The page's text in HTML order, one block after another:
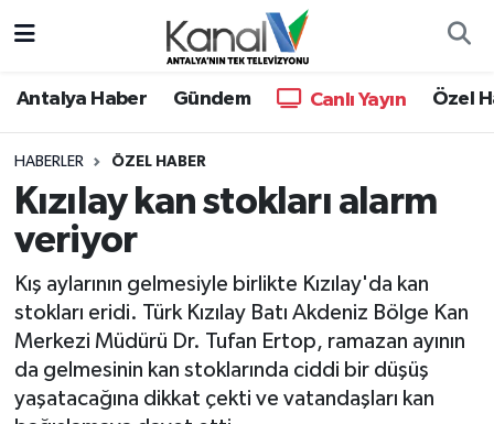
Antalya Haber Gündem Canlı Yayın Özel
HABERLER ÖZEL HABER
Kızılay kan stokları alarm
veriyor
Kış aylarının gelmesiyle birlikte Kızılay'da kan
stokları eridi. Türk Kızılay Batı Akdeniz Bölge Kan
Merkezi Müdürü Dr. Tufan Ertop, ramazan ayının
da gelmesinin kan stoklarında ciddi bir düşüş
yaşatacağına dikkat çekti ve vatandaşları kan
Antalya Haber
Dünya
Eğitim
Ekonomi
Gündem
Günün Manşetleri
Hava Durumu
Trafik Durumu
Süper Lig Puan Durumu ve Fikstür
Tüm Manşetler
Son Dakika Haberleri
Haber Arşivi